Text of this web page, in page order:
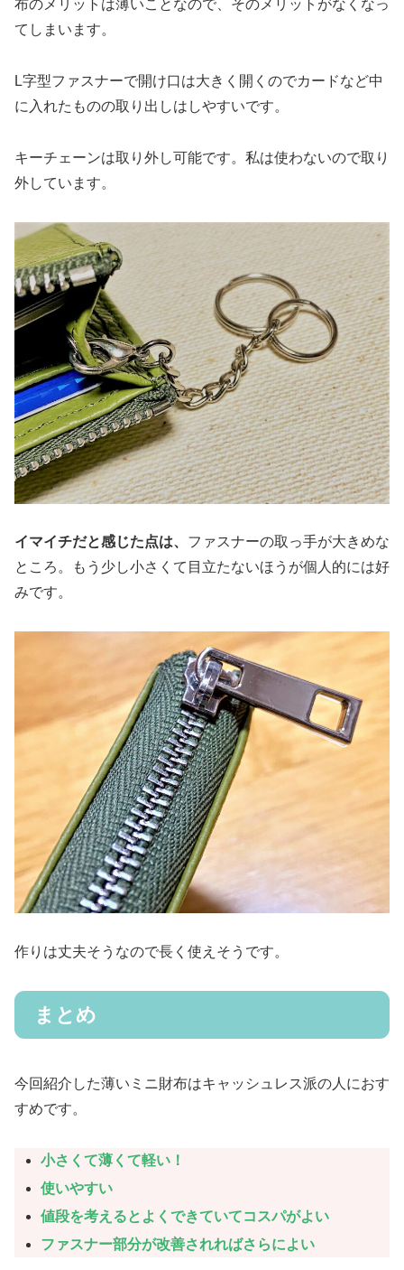
布のメリットは薄いことなので、そのメリットがなくなっ
てしまいます。
L字型ファスナーで開け口は大きく開くのでカードなど中
に入れたものの取り出しはしやすいです。
キーチェーンは取り外し可能です。私は使わないので取り
外しています。
イマイチだと感じた点は、 ファスナーの取っ手が大きめな
ところ。もう少し小さくて目立たないほうが個人的には好
みです。
作りは丈夫そうなので長く使えそうです。
まとめ
今回紹介した薄いミニ財布はキャッシュレス派の人におす
すめです。
小さくて薄くて軽い！
使いやすい
値段を考えるとよくできていてコスパがよい
ファスナー部分が改善されればさらによい